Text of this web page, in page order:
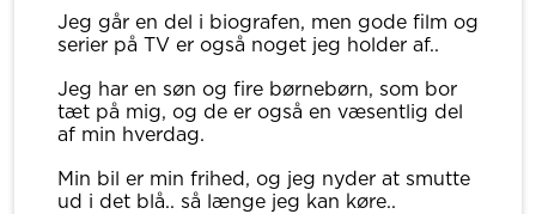
Jeg går en del i biografen, men gode film og
serier på TV er også noget jeg holder af..
Jeg har en søn og fire børnebørn, som bor
tæt på mig, og de er også en væsentlig del
af min hverdag.
Min bil er min frihed, og jeg nyder at smutte
ud i det blå.. så længe jeg kan køre..